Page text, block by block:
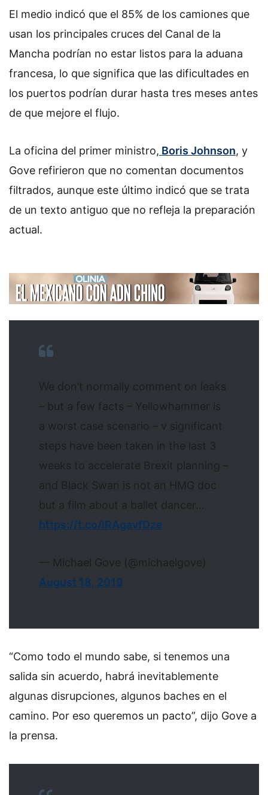
El medio indicó que el 85% de los camiones que
usan los principales cruces del Canal de la
Mancha podrían no estar listos para la aduana
francesa, lo que significa que las dificultades en
los puertos podrían durar hasta tres meses antes
de que mejore el flujo.
La oficina del primer ministro, Boris Johnson, y
Gove refirieron que no comentan documentos
filtrados, aunque este último indicó que se trata
de un texto antiguo que no refleja la preparación
actual.
We don’t normally comment on leaks
– but a few facts – Yellowhammer is
a worst case scenario – v significant
steps have been taken in the last 3
weeks to accelerate Brexit planning –
and Black Swan is not an HMG doc
but a film about a ballet dancer…
https://t.co/lRAgavfDze
— Michael Gove (@michaelgove)
August 18, 2019
“Como todo el mundo sabe, si tenemos una
salida sin acuerdo, habrá inevitablemente
algunas disrupciones, algunos baches en el
camino. Por eso queremos un pacto”, dijo Gove a
la prensa.